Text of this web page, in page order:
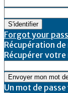
Forgot your
Récupération
Récupérer votre
Un mot de